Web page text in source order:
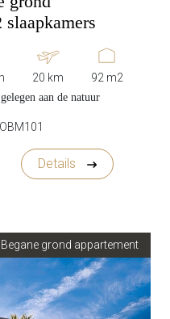
slaapkamers
20 km 92 m2
aan de natuur
OBM101
Details
Begane grond appartement